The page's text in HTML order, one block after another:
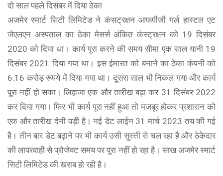
दो साल पहले दिसंबर में दिया ठेका
अजमेर स्मार्ट सिटी लिमिटेड ने कंसट्रक्षन आफपीजी गर्ल हास्टल एट
जेएलएन अस्पताल का ठेका मेसर्स अंकित कंस्ट्रक्षन को 19 दिसंबर
2020 को दिया था। कार्य पूरा करने की समय सीमा एक साल यानी 19
दिसंबर 2021 दिया गया था। इस ईमारत को बनाने का ठेका कंपनी को
6.16 करोड़ रूपये में दिया गया था। दूसरा साल भी निकल गया और कार्य
पूरा नहीं हो सका। लिहाजा एक और तारीख बढ़ा कर 31 दिसंबर 2022
कर दिया गया। फिर भी कार्य पूरा नहीं हुआ तो मजबूर होकर प्रशासन को
एक और तारीख देनी पड़ी है। नई डेट लाईन 31 मार्च 2023 तय की गई
है। तीन बार डेट बढ़ाने पर भी कार्य उसी सुस्ती से चल रहा है और ठेकेदार
की लापरवाही से प्रोजेक्ट समय पर पूरा नहीं हो रहा है। साख अजमेर स्मार्ट
सिटी लिमिटेड की खराब हो रही है।